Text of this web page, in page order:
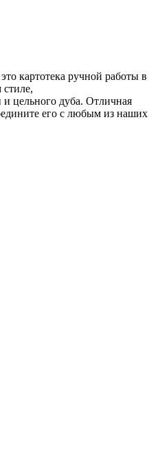
картотека ручной работы в
и цельного дуба. Отличная
его с любым из наших